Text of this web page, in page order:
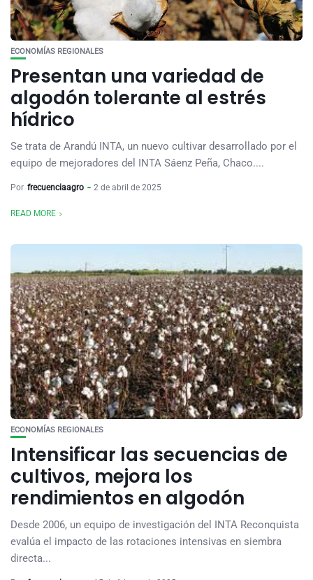
ECONOMÍAS REGIONALES
Presentan una variedad de
algodón tolerante al estrés
hídrico
Se trata de Arandú INTA, un nuevo cultivar desarrollado por el
equipo de mejoradores del INTA Sáenz Peña, Chaco....
Por frecuenciaagro 2 de abril de 2025
READ MORE
ECONOMÍAS REGIONALES
Intensificar las secuencias de
cultivos, mejora los
rendimientos en algodón
Desde 2006, un equipo de investigación del INTA Reconquista
evalúa el impacto de las rotaciones intensivas en siembra
directa...